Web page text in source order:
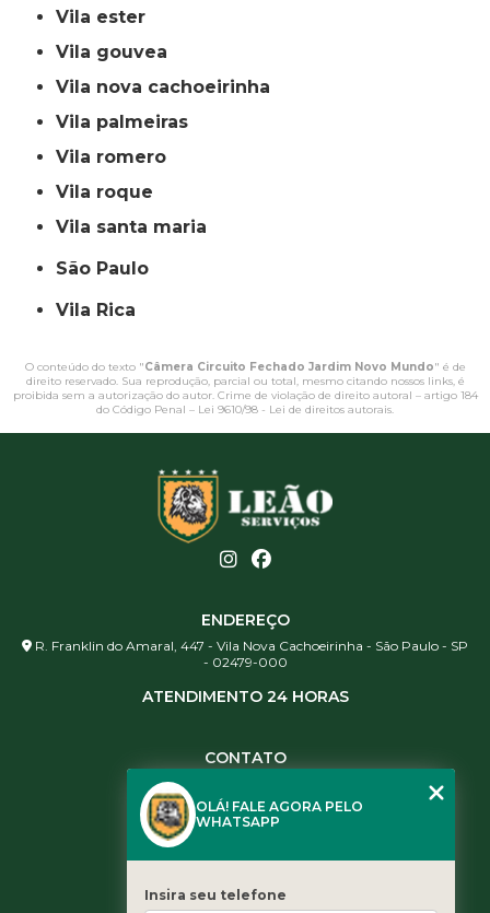
vila ester
vila gouvea
vila nova cachoeirinha
vila palmeiras
vila romero
vila roque
vila santa maria
São Paulo
Vila Rica
O conteúdo do texto "Câmera Circuito Fechado Jardim Novo Mundo" é de
direito reservado. Sua reprodução, parcial ou total, mesmo citando nossos links, é
proibida sem a autorização do autor. Crime de violação de direito autoral – artigo 184
do Código Penal – Lei 9610/98 - Lei de direitos autorais.
ENDEREÇO
R. Franklin do Amaral, 447 - Vila Nova Cachoeirinha - São Paulo - SP
- 02479-000
ATENDIMENTO 24 HORAS
CONTATO
(11) 3461-5871
contato@leaoservicos.com.br
OLÁ! FALE AGORA PELO
WHATSAPP
Insira seu telefone